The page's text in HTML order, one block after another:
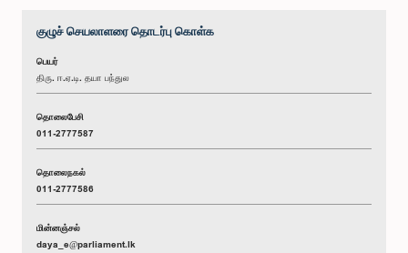
குழுச் செயலாளரை தொடர்பு கொள்க
பெயர்
திரு. ஈ.ஏ.டி. தயா பந்துல
தொலைபேசி
011-2777587
தொலைநகல்
011-2777586
மின்னஞ்சல்
daya_e@parliament.lk